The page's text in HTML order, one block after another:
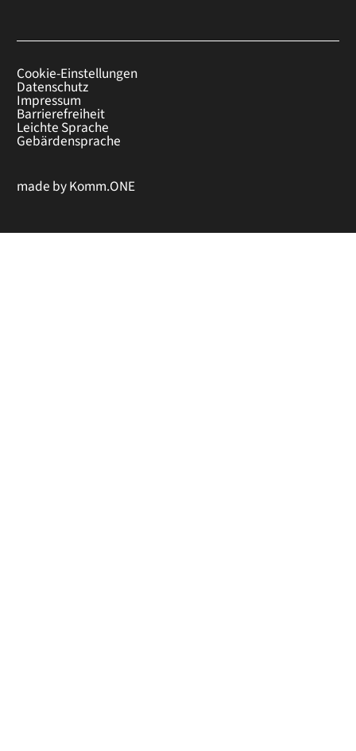
Cookie-Einstellungen
Datenschutz
Impressum
Barrierefreiheit
Leichte Sprache
Gebärdensprache
made byKomm.ONE